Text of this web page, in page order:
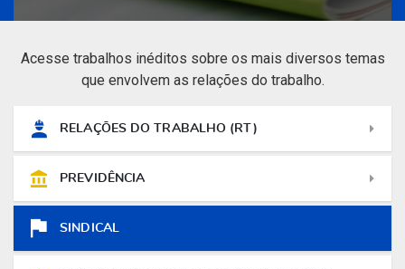
Acesse trabalhos inéditos sobre os mais diversos temas
que envolvem as relações do trabalho.
RELAÇÕES DO TRABALHO (RT)
PREVIDÊNCIA
SINDICAL